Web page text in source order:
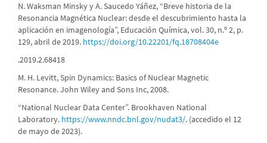
N. Waksman Minsky y A. Saucedo Yáñez, “Breve historia de la
Resonancia Magnética Nuclear: desde el descubrimiento hasta la
aplicación en imagenología”, Educación Química, vol. 30, n.º 2, p.
129, abril de 2019. https://doi.org/10.22201/fq.18708404e
.2019.2.68418
M. H. Levitt, Spin Dynamics: Basics of Nuclear Magnetic
Resonance. John Wiley and Sons Inc, 2008.
“National Nuclear Data Center”. Brookhaven National
Laboratory. https://www.nndc.bnl.gov/nudat3/. (accedido el 12
de mayo de 2023).